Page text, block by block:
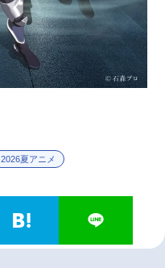
2026夏アニメ